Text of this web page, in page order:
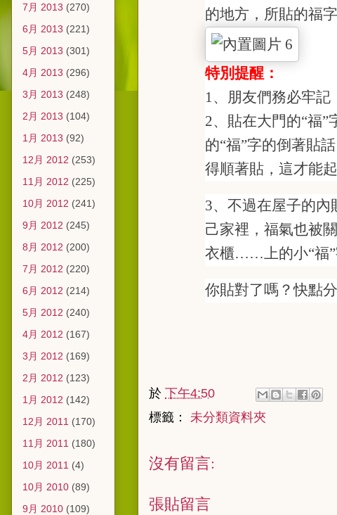
的地方，所貼的福
特別提醒：
1、朋友們務必牢記
2、貼在大門的“福
的“福”字的倒著貼
得順著貼，這才能
3、不過在屋子的內
己家裡 ，福氣也被
衣櫃……上的小“福
你貼對了嗎？快點
於 下午4:50
標籤： 未分類資料夾
沒有留言:
張貼留言
7月 2013 (270)
6月 2013 (221)
5月 2013 (301)
4月 2013 (296)
3月 2013 (248)
2月 2013 (104)
1月 2013 (92)
12月 2012 (253)
11月 2012 (225)
10月 2012 (241)
9月 2012 (245)
8月 2012 (200)
7月 2012 (220)
6月 2012 (214)
5月 2012 (240)
4月 2012 (167)
3月 2012 (169)
2月 2012 (123)
1月 2012 (142)
12月 2011 (170)
11月 2011 (180)
10月 2011 (4)
10月 2010 (89)
9月 2010 (109)